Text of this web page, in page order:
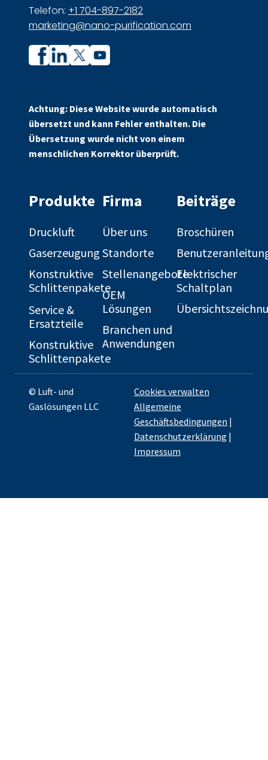
Telefon: +1 704-897-2182
marketing@nano-purification.com
FacebookLinkedin
Achtung: Diese Website wurde automatisch
übersetzt und kann Fehler enthalten. Die
Übersetzung wurde nicht von einem
menschlichen Korrektor überprüft.
Produkte
Druckluft
Gaserzeugung
Konstruktive
Schlittenpakete
Service &
Ersatzteile
Konstruktive
Schlittenpakete
Firma
Über uns
Standorte
Stellenangebote
OEM
Lösungen
Branchen und
Anwendungen
Beiträge
Broschüren
Elektrischer
Schaltplan
© Luft- und
Gaslösungen LLC
Cookies verwalten
Allgemeine
Geschäftsbedingungen |
Datenschutzerklärung |
Impressum